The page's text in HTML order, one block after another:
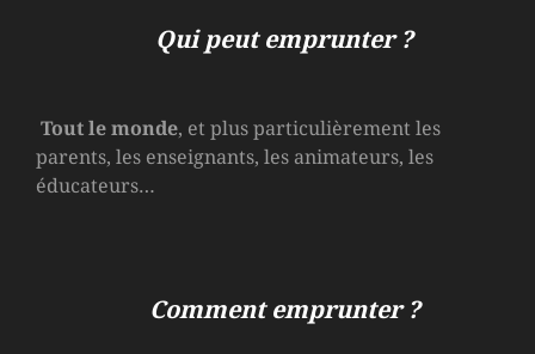
Qui peut emprunter ?
Tout le monde, et plus particulièrement les
parents, les enseignants, les animateurs, les
éducateurs…
Comment emprunter ?